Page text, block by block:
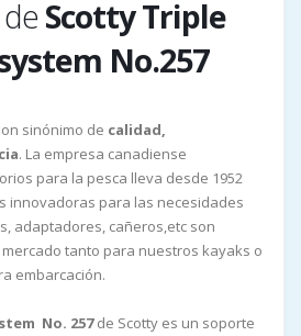
Scotty Triple
No.257
sinónimo de calidad,
. La empresa canadiense
para la pesca lleva desde 1952
innovadoras para las necesidades
adaptadores, cañeros,etc son
tanto para nuestros kayaks o
embarcación.
No. 257de Scotty es un soporte